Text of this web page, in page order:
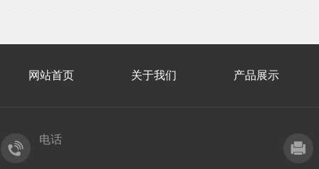
网站首页 关于我们 产品展示
电话